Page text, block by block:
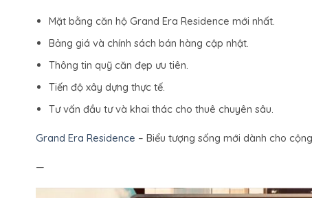
Mặt bằng căn hộ Grand Era Residence mới nhất.
Bảng giá và chính sách bán hàng cập nhật.
Thông tin quỹ căn đẹp ưu tiên.
Tiến độ xây dựng thực tế.
Tư vấn đầu tư và khai thác cho thuê chuyên sâu.
Grand Era Residence – Biểu tượng sống mới dành cho
—